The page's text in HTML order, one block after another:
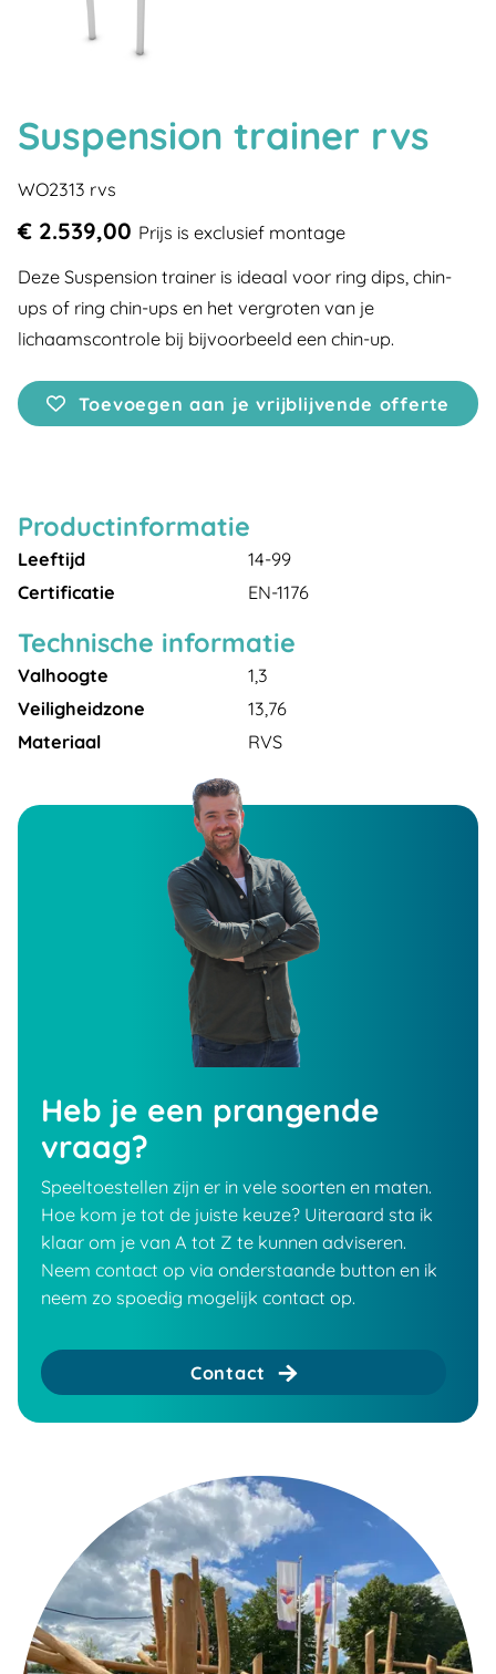
Suspension trainer rvs
WO2313 rvs
€ 2.539,00 Prijs is exclusief montage
Deze Suspension trainer is ideaal voor ring dips, chin-
ups of ring chin-ups en het vergroten van je
lichaamscontrole bij bijvoorbeeld een chin-up.
Toevoegen aan je vrijblijvende offerte
Productinformatie
Leeftijd
14-99
Certificatie
EN-1176
Technische informatie
Valhoogte
1,3
Veiligheidzone
13,76
Materiaal
RVS
Heb je een prangende
vraag?
Speeltoestellen zijn er in vele soorten en maten.
Hoe kom je tot de juiste keuze? Uiteraard sta ik
klaar om je van A tot Z te kunnen adviseren.
Neem contact op via onderstaande button en ik
neem zo spoedig mogelijk contact op.
Contact